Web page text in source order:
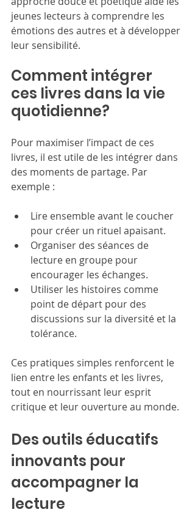
jeunes lecteurs à comprendre les
émotions des autres et à développer
leur sensibilité.
Comment intégrer
ces livres dans la vie
quotidienne?
Pour maximiser l’impact de ces
livres, il est utile de les intégrer dans
des moments de partage. Par
exemple :
Lire ensemble avant le coucher
pour créer un rituel apaisant.
Organiser des séances de
lecture en groupe pour
encourager les échanges.
Utiliser les histoires comme
point de départ pour des
discussions sur la diversité et la
tolérance.
Ces pratiques simples renforcent le
lien entre les enfants et les livres,
tout en nourrissant leur esprit
critique et leur ouverture au monde.
Des outils éducatifs
innovants pour
accompagner la
lecture